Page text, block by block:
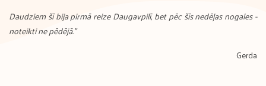
Daudziem šī bija pirmā reize Daugavpilī, bet pēc šīs nedēļas nogales -
noteikti ne pēdējā."
Gerda